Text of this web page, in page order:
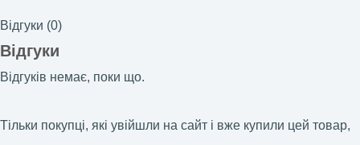
Відгуки (0)
Відгуки
Відгуків немає, поки що.
Тільки покупці, які увійшли на сайт і вже купили цей товар,